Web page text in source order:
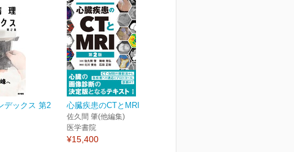
デックス 第2
心臓疾患のCTとMRI 第2版
佐久間 肇(他編集)
医学書院
¥15,400